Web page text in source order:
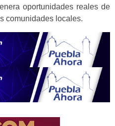
oportunidades reales de
comunidades locales.